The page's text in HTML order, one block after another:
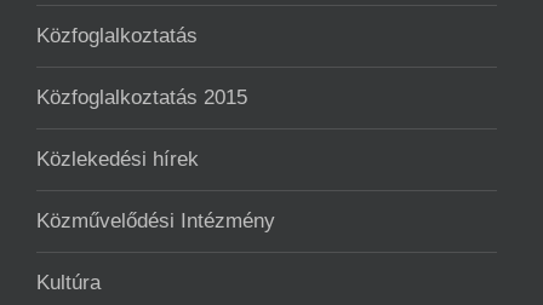
Közfoglalkoztatás
Közfoglalkoztatás 2015
Közlekedési hírek
Közművelődési Intézmény
Kultúra